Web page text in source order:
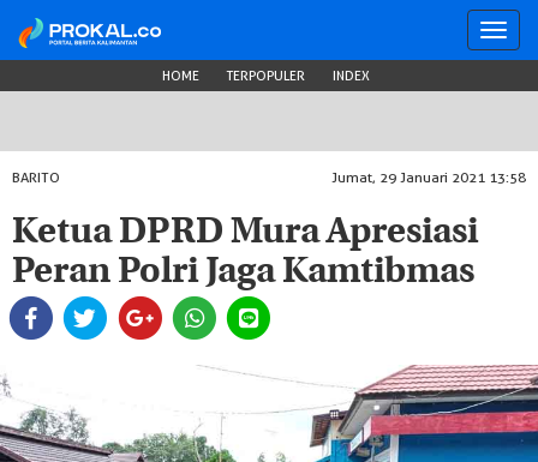
HOME TERPOPULER INDEX
BARITO Jumat, 29 Januari 2021 13:58
Ketua DPRD Mura Apresiasi
Peran Polri Jaga Kamtibmas